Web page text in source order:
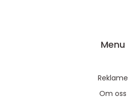
Menu
Reklame
Om oss